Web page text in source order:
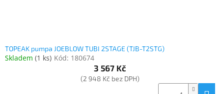
TOPEAK pumpa JOEBLOW TUBI 2STAGE (TJB-T2STG)
Skladem (1 ks) Kód: 180674
3 567 Kč
(2 948 Kč bez DPH)